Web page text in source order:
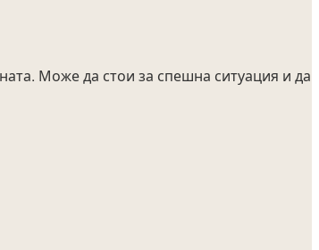
Може да стои за спешна ситуация и да